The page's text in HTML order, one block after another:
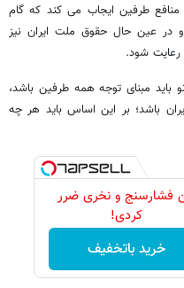
منافع طرفین ایجاب می کند که گام
در عین حال حقوق ملت ایران نیز
رعایت شود.
باید مبنای توجه همه طرفین باشد،
باشد؛ بر این اساس باید هر چه
فشارسنج و نخری ضرر
کردی!
خرید باتخفیف